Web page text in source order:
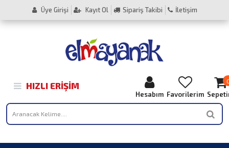
Üye Girişi Kayıt Ol Sipariş Takibi İletişim
HIZLI ERIŞIM
Hesabım Favorilerim